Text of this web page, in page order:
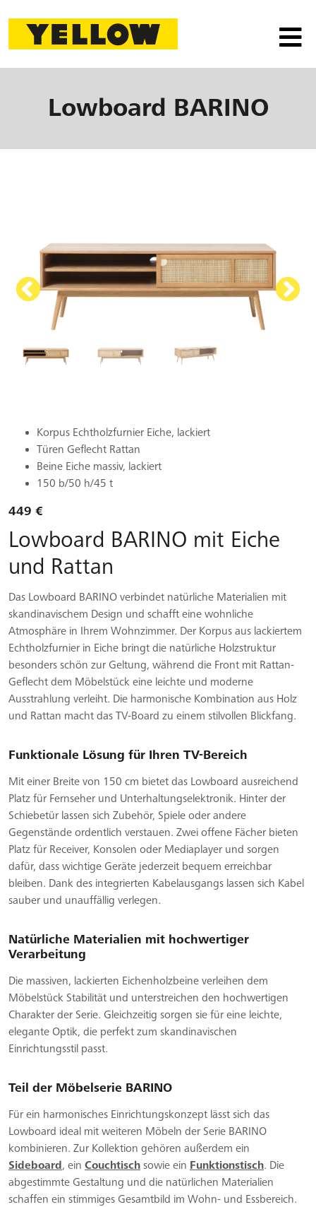
Lowboard BARINO
Korpus Echtholzfurnier Eiche, lackiert
Türen Geflecht Rattan
Beine Eiche massiv, lackiert
150 b/50 h/45 t
449 €
Lowboard BARINO mit Eiche
und Rattan
Das Lowboard BARINO verbindet natürliche Materialien mit
skandinavischem Design und schafft eine wohnliche
Atmosphäre in Ihrem Wohnzimmer. Der Korpus aus lackiertem
Echtholzfurnier in Eiche bringt die natürliche Holzstruktur
besonders schön zur Geltung, während die Front mit Rattan-
Geflecht dem Möbelstück eine leichte und moderne
Ausstrahlung verleiht. Die harmonische Kombination aus Holz
und Rattan macht das TV-Board zu einem stilvollen Blickfang.
Funktionale Lösung für Ihren TV-Bereich
Mit einer Breite von 150 cm bietet das Lowboard ausreichend
Platz für Fernseher und Unterhaltungselektronik. Hinter der
Schiebetür lassen sich Zubehör, Spiele oder andere
Gegenstände ordentlich verstauen. Zwei offene Fächer bieten
Platz für Receiver, Konsolen oder Mediaplayer und sorgen
dafür, dass wichtige Geräte jederzeit bequem erreichbar
bleiben. Dank des integrierten Kabelausgangs lassen sich Kabel
sauber und unauffällig verlegen.
Natürliche Materialien mit hochwertiger
Verarbeitung
Die massiven, lackierten Eichenholzbeine verleihen dem
Möbelstück Stabilität und unterstreichen den hochwertigen
Charakter der Serie. Gleichzeitig sorgen sie für eine leichte,
elegante Optik, die perfekt zum skandinavischen
Einrichtungsstil passt.
Teil der Möbelserie BARINO
Für ein harmonisches Einrichtungskonzept lässt sich das
Lowboard ideal mit weiteren Möbeln der Serie BARINO
kombinieren. Zur Kollektion gehören außerdem ein
Sideboard, ein Couchtisch sowie ein Funktionstisch. Die
abgestimmte Gestaltung und die natürlichen Materialien
schaffen ein stimmiges Gesamtbild im Wohn- und Essbereich.